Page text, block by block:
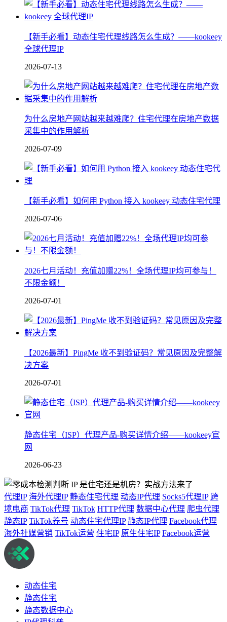
【新手必看】动态住宅代理线路怎么生成？——kookeey
全球代理IP
2026-07-13
为什么房地产网站越来越难爬？住宅代理在房地产数据
采集中的作用解析
2026-07-09
【新手必看】如何用 Python 接入 kookeey 动态住宅代理
2026-07-06
2026七月活动！充值加赠22%！全场代理IP均可参与！
不限金额！
2026-07-01
【2026最新】PingMe 收不到验证码？常见原因及完整解
决方案
2026-07-01
静态住宅（ISP）代理产品-购买详情介绍——kookeey官
网
2026-06-23
代理IP 海外代理IP 静态住宅代理 动态IP代理 Socks5代理IP 跨
境电商 TikTok代理 TikTok HTTP代理 数据中心代理 爬虫代理
静态IP TikTok养号 动态住宅代理IP 静态IP代理 Facebook代理
海外社媒营销 TikTok运营 住宅IP 原生住宅IP Facebook运营
动态住宅
静态住宅
静态数据中心